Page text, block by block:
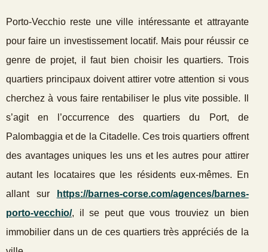
Porto-Vecchio reste une ville intéressante et attrayante
pour faire un investissement locatif. Mais pour réussir ce
genre de projet, il faut bien choisir les quartiers. Trois
quartiers principaux doivent attirer votre attention si vous
cherchez à vous faire rentabiliser le plus vite possible. Il
s’agit en l’occurrence des quartiers du Port, de
Palombaggia et de la Citadelle. Ces trois quartiers offrent
des avantages uniques les uns et les autres pour attirer
autant les locataires que les résidents eux-mêmes. En
allant sur
https://barnes-corse.com/agences/barnes-
porto-vecchio/, il se peut que vous trouviez un bien
immobilier dans un de ces quartiers très appréciés de la